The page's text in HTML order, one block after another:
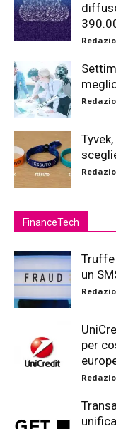
FinanceTech
Truffe
un
per